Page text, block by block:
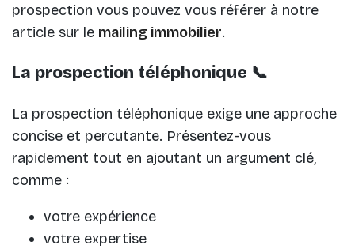
prospection vous pouvez vous référer à notre
article sur le mailing immobilier.
La prospection téléphonique 📞
La prospection téléphonique exige une approche
concise et percutante. Présentez-vous
rapidement tout en ajoutant un argument clé,
comme :
votre expérience
votre expertise